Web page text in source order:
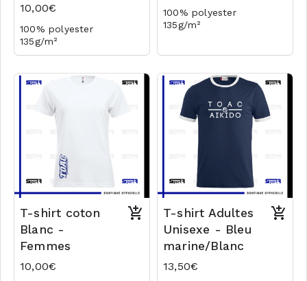
10,00€
100% polyester
135g/m²
Logo coeur en transfert
100% polyester
135g/m²
T-shirt coton
Blanc -
Femmes
10,00€
T-shirt Adultes
Unisexe - Bleu
marine/Blanc
13,50€